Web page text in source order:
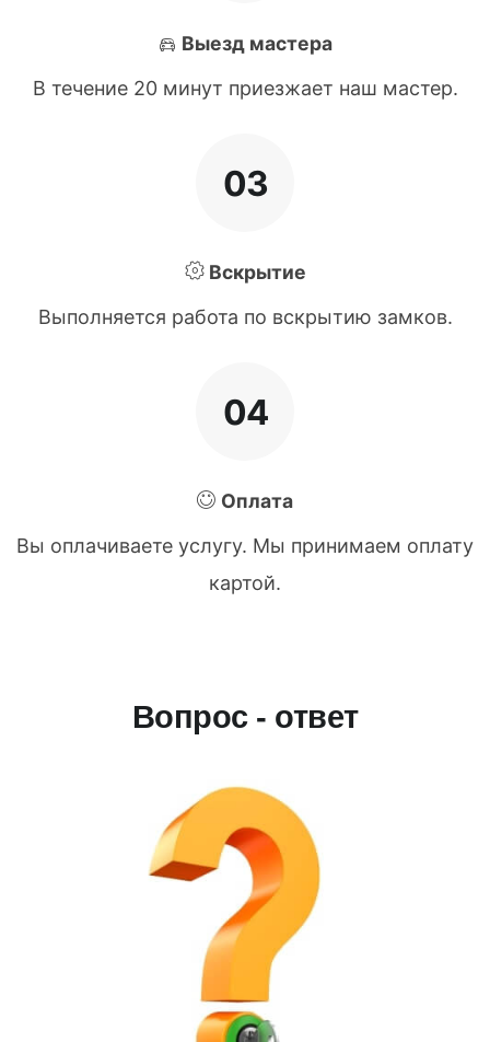
Выезд мастера
В течение 20 минут приезжает наш мастер.
03
Вскрытие
Выполняется работа по вскрытию замков.
04
Оплата
Вы оплачиваете услугу. Мы принимаем оплату
картой.
Вопрос - ответ